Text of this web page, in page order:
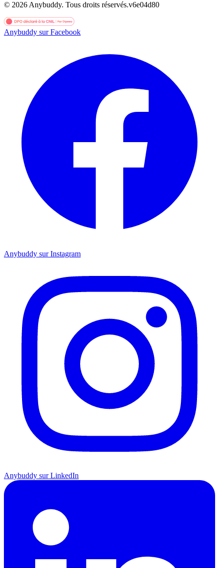
© 2026 Anybuddy. Tous droits réservés.v6e04d80
Anybuddy sur Facebook
Anybuddy sur Instagram
Anybuddy sur LinkedIn